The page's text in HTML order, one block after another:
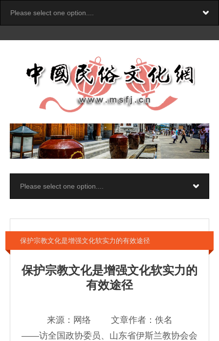
保护宗教文化是增强文化软实力的有效途径
保护宗教文化是增强文化软实力的
有效途径
来源：网络 文章作者：佚名
——访全国政协委员、山东省伊斯兰教协会会